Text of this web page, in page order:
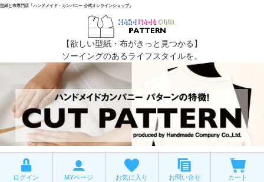
型紙と布専門店「ハンドメイド・カンパニー 公式オンラインショップ」
【欲しい型紙・布がきっと見つかる】
ソーイングのあるライフスタイルを。
ログイン MYページ お気に入り お問い合せ カート